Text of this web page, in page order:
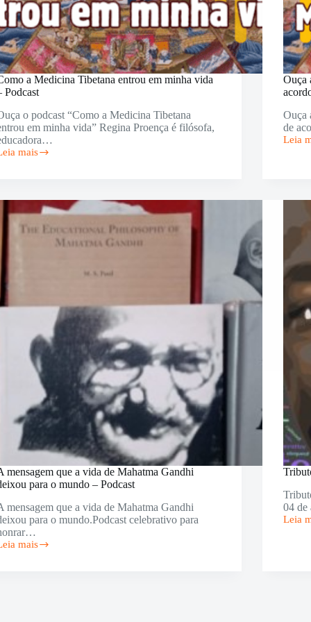
a Medicina Tibetana entrou em minha vida
Podcast
o podcast “Como a Medicina Tibetana
em minha vida” Regina Proença é filósofa,
mais
em
minha
Ouça
Ouça
de
Leia
Ouça
raiz
acordo
com
a
mensagem que a vida de Mahatma Gandhi
para o mundo – Podcast
mensagem que a vida de Mahatma Gandhi
para o mundo.Podcast celebrativo para
mais
04
Leia